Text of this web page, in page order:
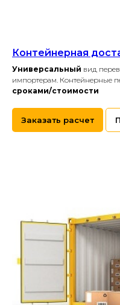
Контейнерная
Универсальный вид
импортерам. Контейнерные
сроками/стоимости
Заказать расчет